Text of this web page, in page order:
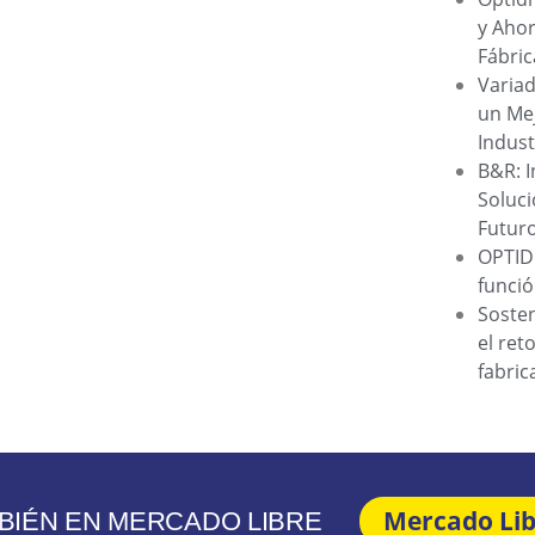
y
un
B&R:
el
EN MERCADO LIBRE Mercado